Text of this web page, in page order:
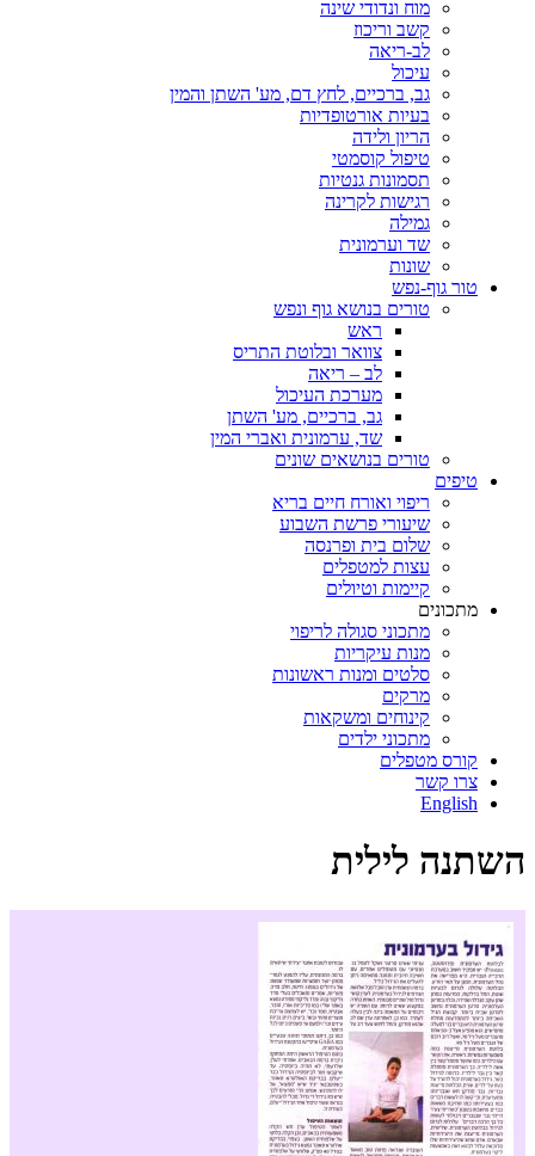
מוח ונדודי שינה
קשב וריכוז
לב-ריאה
עיכול
גב, ברכיים, לחץ דם, מע' השתן והמין
בעיות אורטופדיות
הריון ולידה
טיפול קוסמטי
תסמונות גנטיות
רגישות לקרינה
גמילה
שד וערמונית
שונות
טור גוף-נפש
טורים בנושא גוף ונפש
ראש
צוואר ובלוטת התריס
לב – ריאה
מערכת העיכול
גב, ברכיים, מע' השתן
שד, ערמונית ואברי המין
טורים בנושאים שונים
טיפים
ריפוי ואורח חיים בריא
שיעורי פרשת השבוע
שלום בית ופרנסה
עצות למטפלים
קיימות וטיולים
מתכונים
מתכוני סגולה לריפוי
מנות עיקריות
סלטים ומנות ראשונות
מרקים
קינוחים ומשקאות
מתכוני ילדים
קורס מטפלים
צרו קשר
English
השתנה לילית